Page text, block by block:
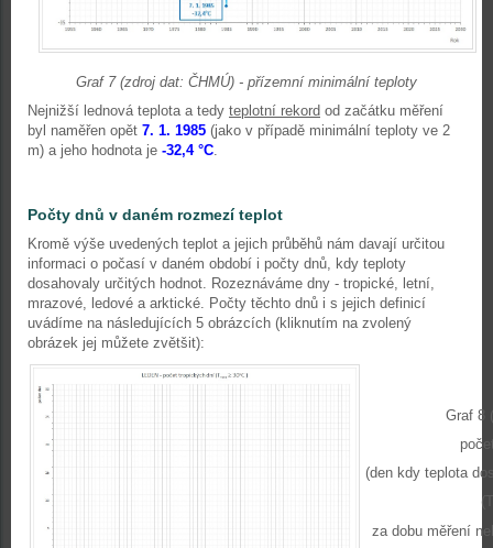
Graf 7 (zdroj dat: ČHMÚ) - přízemní minimální teploty
Nejnižší lednová teplota a tedy teplotní rekord od začátku měření
byl naměřen opět 7. 1. 1985 (jako v případě minimální teploty ve 2
m) a jeho hodnota je -32,4 °C
Počty dnů v daném rozmezí teplot
Kromě výše uvedených teplot a jejich průběhů nám davají určitou
informaci o počasí v daném období i počty dnů, kdy teploty
dosahovaly určitých hodnot. Rozeznáváme dny - tropické, letní,
mrazové, ledové a arktické. Počty těchto dnů i s jejich definicí
uvádíme na následujících 5 obrázcích (kliknutím na zvolený
obrázek jej můžete zvětšit):
Graf 8 (
(den kdy teplota
(T
za dobu měření